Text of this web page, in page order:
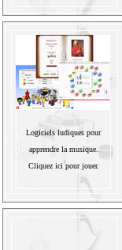
Logiciels ludiques pour
apprendre la musique.
Cliquez ici pour jouer.